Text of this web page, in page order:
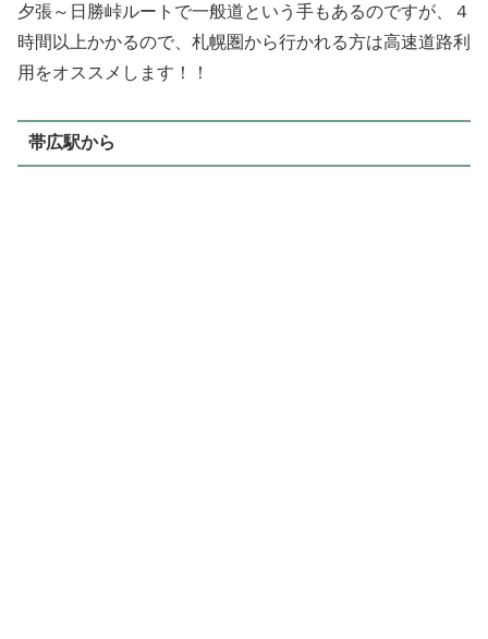
夕張～日勝峠ルートで一般道という手もあるのですが、４
時間以上かかるので、札幌圏から行かれる方は高速道路利
用をオススメします！！
帯広駅から